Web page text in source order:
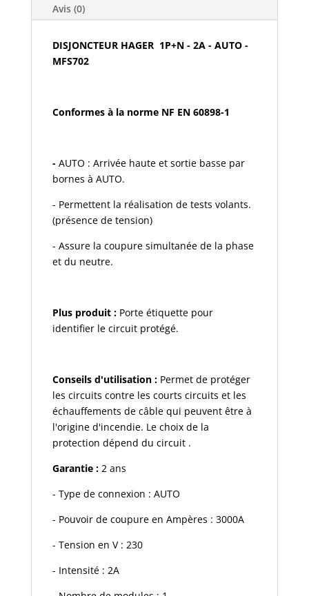
3kA
Avis (0)
DISJONCTEUR HAGER 1P+N - 2A - AUTO -
MFS702
Conformes à la norme NF EN 60898-1
- AUTO : Arrivée haute et sortie basse par
bornes à AUTO.
- Permettent la réalisation de tests volants.
(présence de tension)
- Assure la coupure simultanée de la phase
et du neutre.
Plus produit :Porte étiquette pour
identifier le circuit protégé.
Conseils d'utilisation :Permet de protéger
les circuits contre les courts circuits et les
échauffements de câble qui peuvent être à
l'origine d'incendie. Le choix de la
protection dépend du circuit .
Garantie :2 ans
- Type de connexion : AUTO
- Pouvoir de coupure en Ampères : 3000A
- Tension en V : 230
- Intensité : 2A